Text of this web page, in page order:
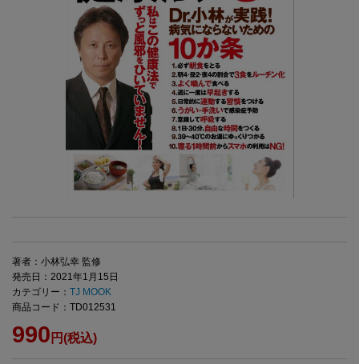
著者：小林弘幸 監修
発売日：2021年1月15日
カテゴリー： TJ MOOK
商品コード：TD012531
990 円(税込)